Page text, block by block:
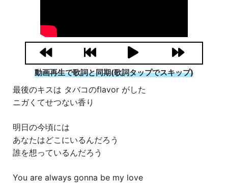
動画再生で歌詞と同期(歌詞タップでスキップ)
最後のキスは タバコのflavor がした
ニガくてせつない香り
明日の今頃には
あなたはどこにいるんだろう
誰を想っているんだろう
You are always gonna be my love